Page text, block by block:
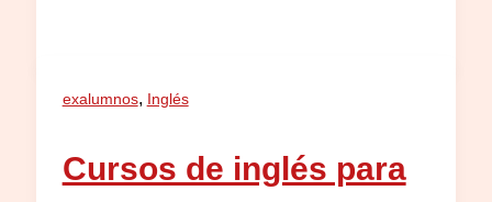
exalumnos, Inglés
Cursos de inglés para